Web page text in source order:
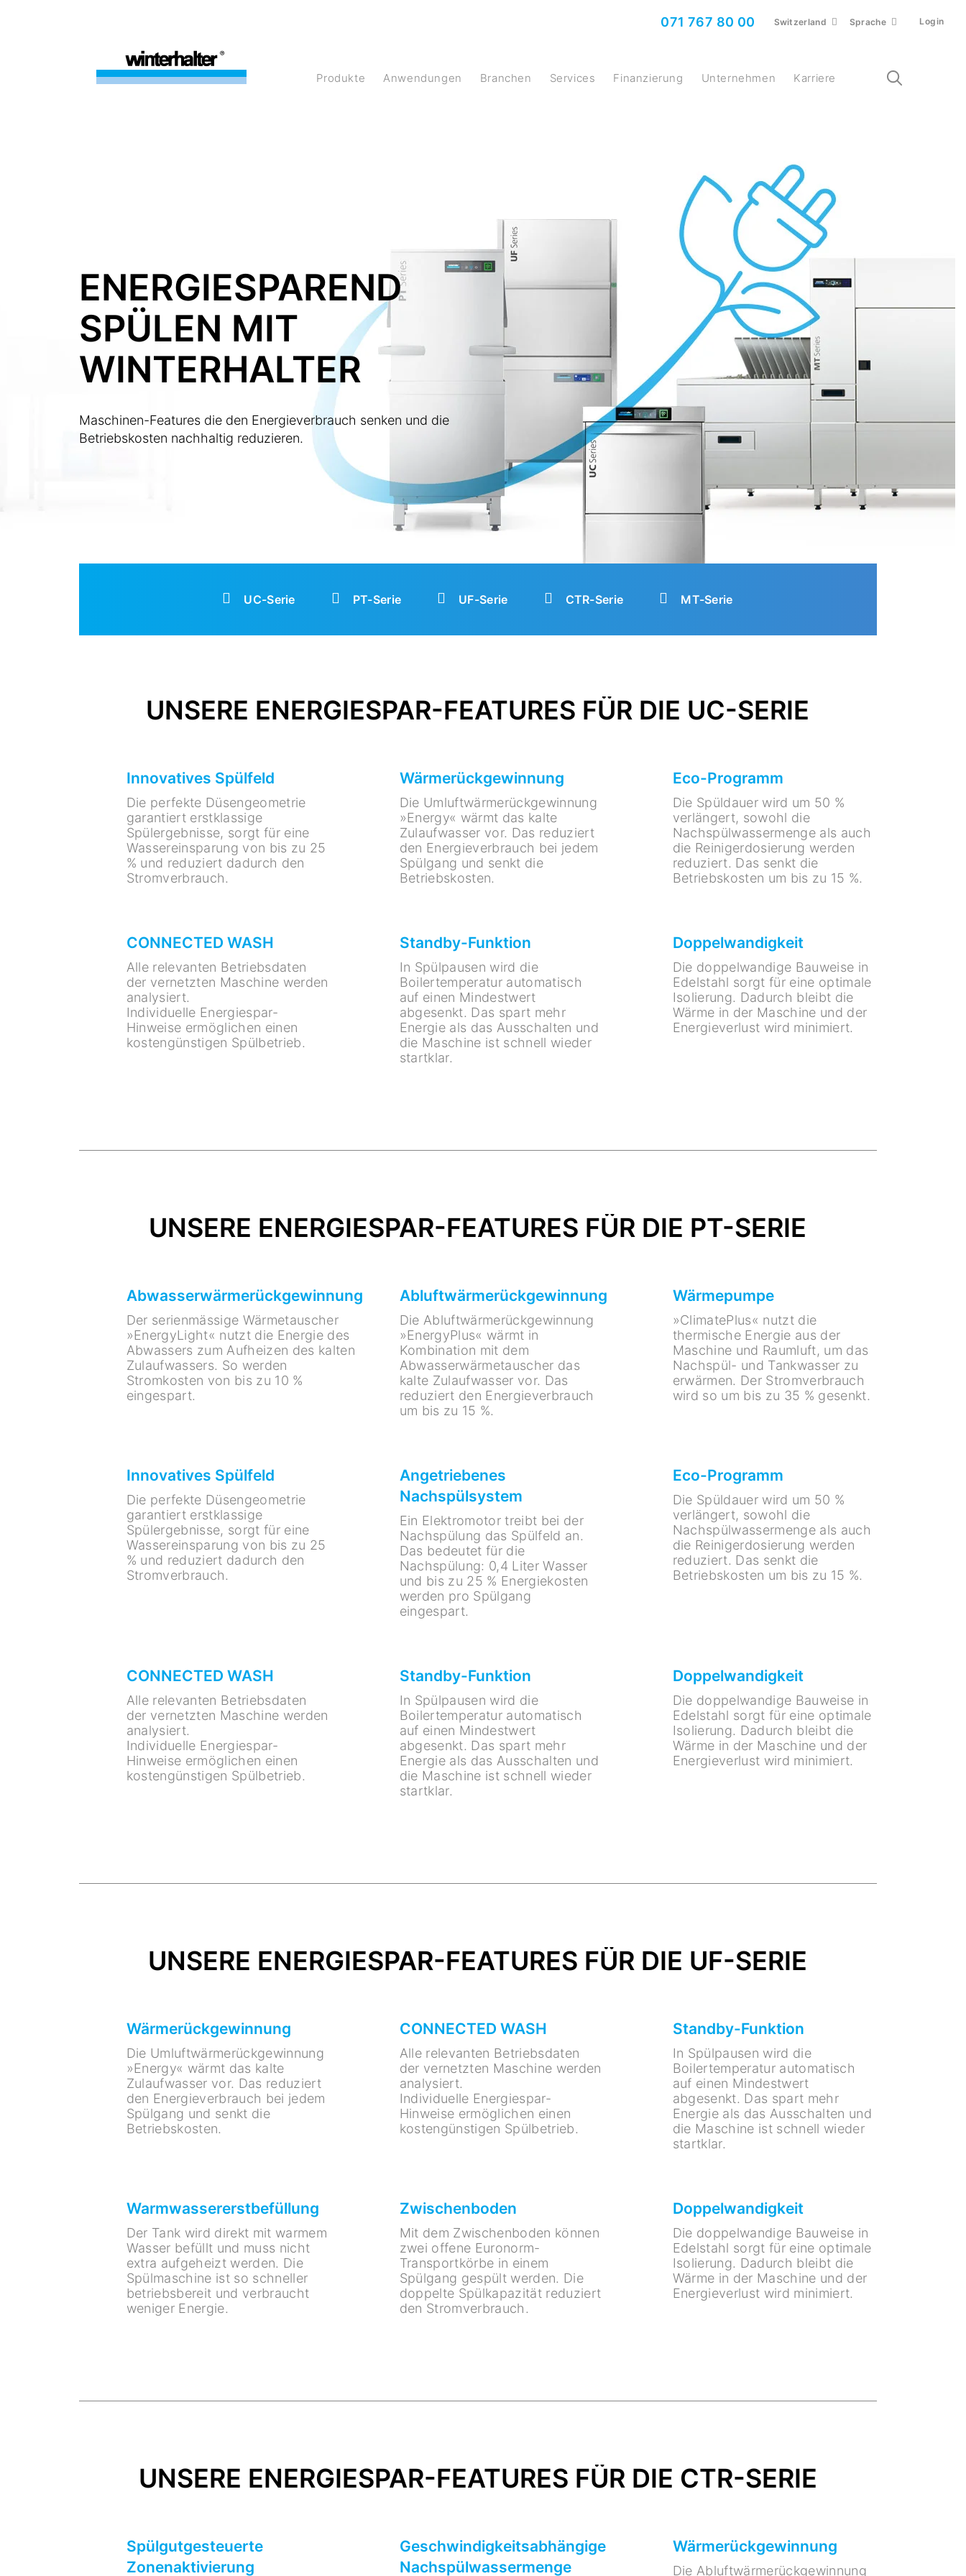
071 767 80 00 Switzerland Sprache Login
Produkte Anwendungen Branchen Services Finanzierung Unternehmen Karriere
ENERGIESPAREND
SPÜLEN MIT
WINTERHALTER
Maschinen-Features die den Energieverbrauch senken und die
Betriebskosten nachhaltig reduzieren.
UC-Serie PT-Serie UF-Serie CTR-Serie MT-Serie
UNSERE ENERGIESPAR-FEATURES FÜR DIE UC-SERIE
Innovatives Spülfeld
Die perfekte Düsengeometrie
garantiert erstklassige
Spülergebnisse, sorgt für eine
Wassereinsparung von bis zu 25
% und reduziert dadurch den
Stromverbrauch.
Wärmerückgewinnung
Die Umluftwärmerückgewinnung
»Energy« wärmt das kalte
Zulaufwasser vor. Das reduziert
den Energieverbrauch bei jedem
Spülgang und senkt die
Betriebskosten.
Eco-Programm
Die Spüldauer wird um 50 %
verlängert, sowohl die
Nachspülwassermenge als auch
die Reinigerdosierung werden
reduziert. Das senkt die
Betriebskosten um bis zu 15 %.
CONNECTED WASH
Alle relevanten Betriebsdaten
der vernetzten Maschine werden
analysiert.
Individuelle Energiespar-
Hinweise ermöglichen einen
kostengünstigen Spülbetrieb.
Standby-Funktion
In Spülpausen wird die
Boilertemperatur automatisch
auf einen Mindestwert
abgesenkt. Das spart mehr
Energie als das Ausschalten und
die Maschine ist schnell wieder
startklar.
Doppelwandigkeit
Die doppelwandige Bauweise in
Edelstahl sorgt für eine optimale
Isolierung. Dadurch bleibt die
Wärme in der Maschine und der
Energieverlust wird minimiert.
UNSERE ENERGIESPAR-FEATURES FÜR DIE PT-SERIE
Abwasserwärmerückgewinnung
Der serienmässige Wärmetauscher
»EnergyLight« nutzt die Energie des
Abwassers zum Aufheizen des kalten
Zulaufwassers. So werden
Stromkosten von bis zu 10 %
eingespart.
Abluftwärmerückgewinnung
Die Abluftwärmerückgewinnung
»EnergyPlus« wärmt in
Kombination mit dem
Abwasserwärmetauscher das
kalte Zulaufwasser vor. Das
reduziert den Energieverbrauch
um bis zu 15 %.
Wärmepumpe
»ClimatePlus« nutzt die
thermische Energie aus der
Maschine und Raumluft, um das
Nachspül- und Tankwasser zu
erwärmen. Der Stromverbrauch
wird so um bis zu 35 % gesenkt.
Innovatives Spülfeld
Die perfekte Düsengeometrie
garantiert erstklassige
Spülergebnisse, sorgt für eine
Wassereinsparung von bis zu 25
% und reduziert dadurch den
Stromverbrauch.
Angetriebenes
Nachspülsystem
Ein Elektromotor treibt bei der
Nachspülung das Spülfeld an.
Das bedeutet für die
Nachspülung: 0,4 Liter Wasser
und bis zu 25 % Energiekosten
werden pro Spülgang
eingespart.
Eco-Programm
Die Spüldauer wird um 50 %
verlängert, sowohl die
Nachspülwassermenge als auch
die Reinigerdosierung werden
reduziert. Das senkt die
Betriebskosten um bis zu 15 %.
CONNECTED WASH
Alle relevanten Betriebsdaten
der vernetzten Maschine werden
analysiert.
Individuelle Energiespar-
Hinweise ermöglichen einen
kostengünstigen Spülbetrieb.
Standby-Funktion
In Spülpausen wird die
Boilertemperatur automatisch
auf einen Mindestwert
abgesenkt. Das spart mehr
Energie als das Ausschalten und
die Maschine ist schnell wieder
startklar.
Doppelwandigkeit
Die doppelwandige Bauweise in
Edelstahl sorgt für eine optimale
Isolierung. Dadurch bleibt die
Wärme in der Maschine und der
Energieverlust wird minimiert.
UNSERE ENERGIESPAR-FEATURES FÜR DIE UF-SERIE
Wärmerückgewinnung
Die Umluftwärmerückgewinnung
»Energy« wärmt das kalte
Zulaufwasser vor. Das reduziert
den Energieverbrauch bei jedem
Spülgang und senkt die
Betriebskosten.
CONNECTED WASH
Alle relevanten Betriebsdaten
der vernetzten Maschine werden
analysiert.
Individuelle Energiespar-
Hinweise ermöglichen einen
kostengünstigen Spülbetrieb.
Standby-Funktion
In Spülpausen wird die
Boilertemperatur automatisch
auf einen Mindestwert
abgesenkt. Das spart mehr
Energie als das Ausschalten und
die Maschine ist schnell wieder
startklar.
Warmwassererstbefüllung
Der Tank wird direkt mit warmem
Wasser befüllt und muss nicht
extra aufgeheizt werden. Die
Spülmaschine ist so schneller
betriebsbereit und verbraucht
weniger Energie.
Zwischenboden
Mit dem Zwischenboden können
zwei offene Euronorm-
Transportkörbe in einem
Spülgang gespült werden. Die
doppelte Spülkapazität reduziert
den Stromverbrauch.
Doppelwandigkeit
Die doppelwandige Bauweise in
Edelstahl sorgt für eine optimale
Isolierung. Dadurch bleibt die
Wärme in der Maschine und der
Energieverlust wird minimiert.
UNSERE ENERGIESPAR-FEATURES FÜR DIE CTR-SERIE
Spülgutgesteuerte
Zonenaktivierung
Geschwindigkeitsabhängige
Nachspülwassermenge
Wärmerückgewinnung
Die Abluftwärmerückgewinnung